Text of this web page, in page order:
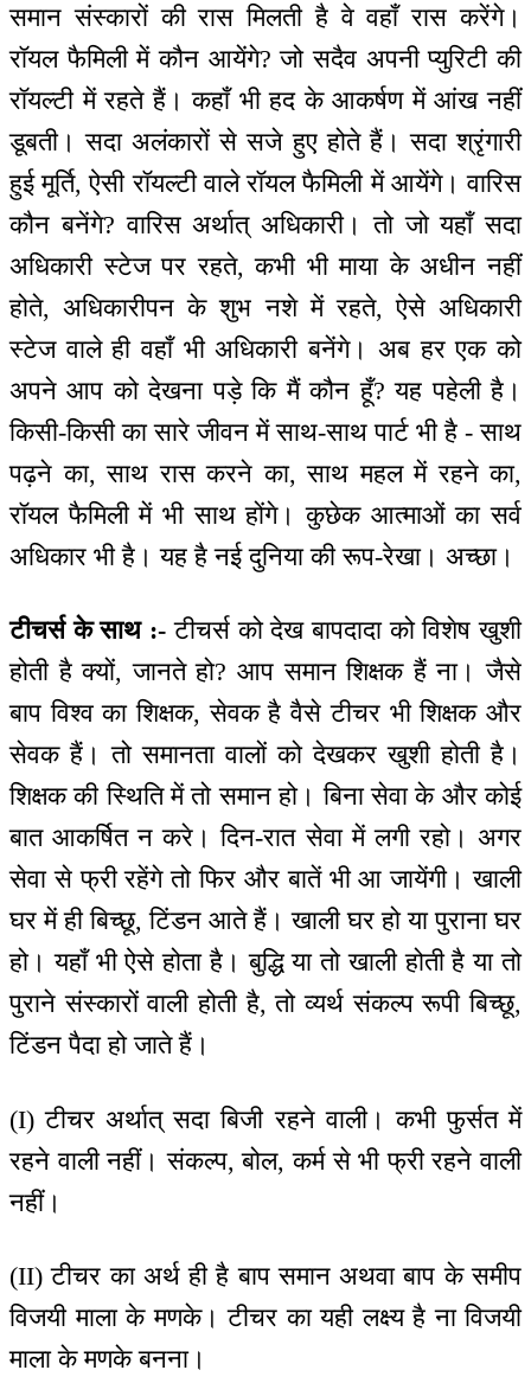
समान संस्कारों की रास मिलती है वे वहाँ रास करेंगे।
रॉयल फैमिली में कौन आयेंगे? जो सदैव अपनी प्युरिटी की
रॉयल्टी में रहते हैं। कहाँ भी हद के आकर्षण में आंख नहीं
डूबती। सदा अलंकारों से सजे हुए होते हैं। सदा श्रृंगारी
हुई मूर्ति, ऐसी रॉयल्टी वाले रॉयल फैमिली में आयेंगे। वारिस
कौन बनेंगे? वारिस अर्थात् अधिकारी। तो जो यहाँ सदा
अधिकारी स्टेज पर रहते, कभी भी माया के अधीन नहीं
होते, अधिकारीपन के शुभ नशे में रहते, ऐसे अधिकारी
स्टेज वाले ही वहाँ भी अधिकारी बनेंगे। अब हर एक को
अपने आप को देखना पड़े कि मैं कौन हूँ? यह पहेली है।
किसी-किसी का सारे जीवन में साथ-साथ पार्ट भी है - साथ
पढ़ने का, साथ रास करने का, साथ महल में रहने का,
रॉयल फैमिली में भी साथ होंगे। कुछेक आत्माओं का सर्व
अधिकार भी है। यह है नई दुनिया की रूप-रेखा। अच्छा।
टीचर्स के साथ :- टीचर्स को देख बापदादा को विशेष खुशी
होती है क्यों, जानते हो? आप समान शिक्षक हैं ना। जैसे
बाप विश्व का शिक्षक, सेवक है वैसे टीचर भी शिक्षक और
सेवक हैं। तो समानता वालों को देखकर खुशी होती है।
शिक्षक की स्थिति में तो समान हो। बिना सेवा के और कोई
बात आकर्षित न करे। दिन-रात सेवा में लगी रहो। अगर
सेवा से फ्री रहेंगे तो फिर और बातें भी आ जायेंगी। खाली
घर में ही बिच्छू, टिंडन आते हैं। खाली घर हो या पुराना घर
हो। यहाँ भी ऐसे होता है। बुद्धि या तो खाली होती है या तो
पुराने संस्कारों वाली होती है, तो व्यर्थ संकल्प रूपी बिच्छू,
टिंडन पैदा हो जाते हैं।
(I) टीचर अर्थात् सदा बिजी रहने वाली। कभी फुर्सत में
रहने वाली नहीं। संकल्प, बोल, कर्म से भी फ्री रहने वाली
नहीं।
(II) टीचर का अर्थ ही है बाप समान अथवा बाप के समीप
विजयी माला के मणके। टीचर का यही लक्ष्य है ना विजयी
माला के मणके बनना।